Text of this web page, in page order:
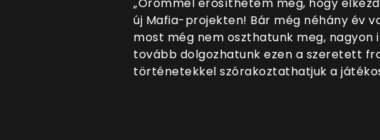
„Örömmel erősíthetem meg, hogy
új Mafia-projekten! Bár még néhány év
most még nem oszthatunk meg, nagyon
tovább dolgozhatunk ezen a szeretett
történetekkel szórakoztathatjuk a